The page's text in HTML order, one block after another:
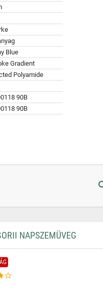
Blue
Gradient
Polyamide
90B
90B
NAPSZEMÜVEG